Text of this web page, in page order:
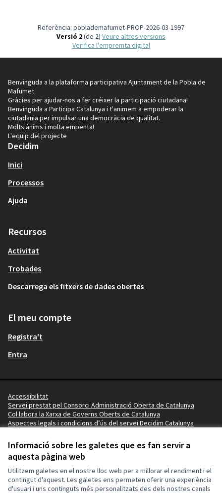
Informació sobre les galetes que es fan servir a
aquesta pàgina web
Utilitzem galetes en el nostre lloc web per a millorar el rendiment i el
contingut d'aquest. Les galetes ens permeten oferir una experiència
d'usuari i uns continguts més personalitzats des dels nostres canals
Referència: poblademafumet-PROP-2026-03-1997
Versió 2(de 2)
veure altres versions
Verifica l'empremta digital
Benvinguda a la plataforma participativa Ajuntament de la Pobla de
Mafumet.
Gràcies per ajudar-nos a fer créixer la participació ciutadana!
Benvinguda a Participa Catalunya i t'animem a empoderar la
ciutadania per impulsar una democràcia de qualitat.
Molts ànims i molta empenta!
L'equip del projecte
Decidim
Inici
Processos
Ajuda
Recursos
Activitat
Trobades
Descarrega els fitxers de dades obertes
El meu compte
Registra't
Entra
Accessibilitat
Servei prestat pel Consorci Administració Oberta de Catalunya
Col·labora la Xarxa de Governs Oberts de Catalunya
Aspectes legals i condicions d’ús del servei Decidim Catalunya
Termes i condicions
Configuració de les galetes
Ajuntament de la Pobla de Mafumet a X
(Enllaç extern)
Ajuntament de la Pobla de Mafumet a Facebook
(Enllaç extern)
Ajuntament de la Pobla de Mafumet a Instagram
(Enllaç extern)
Ajuntament de la Pobla de Mafumet a YouTube
(Enllaç extern)
Ajuntament de la Pobla de Mafumet a GitHub
(Enllaç extern)